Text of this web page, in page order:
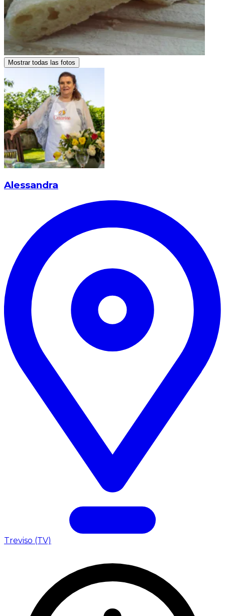
Mostrar todas las fotos
Alessandra
Treviso (TV)